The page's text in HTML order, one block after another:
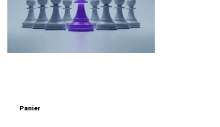
Panier